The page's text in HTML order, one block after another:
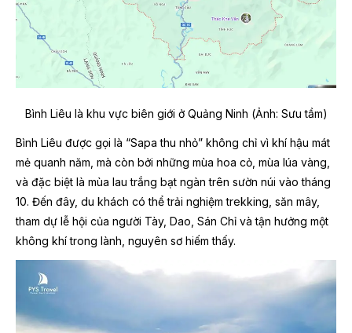
Bình Liêu là khu vực biên giới ở Quảng Ninh (Ảnh: Sưu tầm)
Bình Liêu được gọi là “Sapa thu nhỏ” không chỉ vì khí hậu mát
mẻ quanh năm, mà còn bởi những mùa hoa cỏ, mùa lúa vàng,
và đặc biệt là mùa lau trắng bạt ngàn trên sườn núi vào tháng
10. Đến đây, du khách có thể trải nghiệm trekking, săn mây,
tham dự lễ hội của người Tày, Dao, Sán Chỉ và tận hưởng một
không khí trong lành, nguyên sơ hiếm thấy.